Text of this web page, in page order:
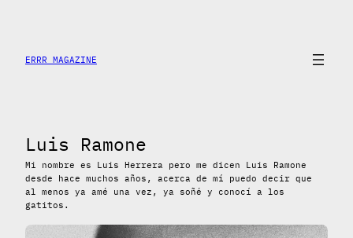
contenido
ERRR MAGAZINE
Luis Ramone
Mi nombre es Luis Herrera pero me dicen Luis Ramone
desde hace muchos años, acerca de mí puedo decir que
al menos ya amé una vez, ya soñé y conocí a los
gatitos.